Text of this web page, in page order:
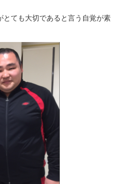
とても大切であると言う自覚が素